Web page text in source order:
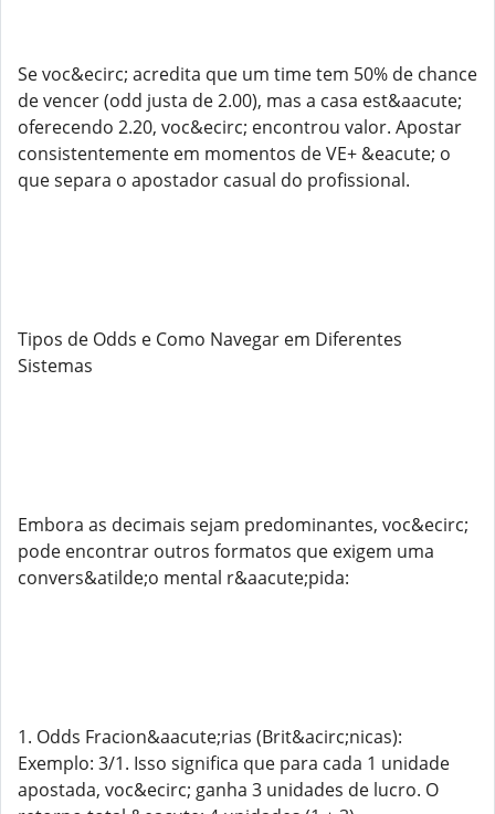
Se voc&ecirc; acredita que um time tem 50% de chance
de vencer (odd justa de 2.00), mas a casa est&aacute;
oferecendo 2.20, voc&ecirc; encontrou valor. Apostar
consistentemente em momentos de VE+ &eacute; o
que separa o apostador casual do profissional.
Tipos de Odds e Como Navegar em Diferentes
Sistemas
Embora as decimais sejam predominantes, voc&ecirc;
pode encontrar outros formatos que exigem uma
convers&atilde;o mental r&aacute;pida:
1. Odds Fracion&aacute;rias (Brit&acirc;nicas):
Exemplo: 3/1. Isso significa que para cada 1 unidade
apostada, voc&ecirc; ganha 3 unidades de lucro. O